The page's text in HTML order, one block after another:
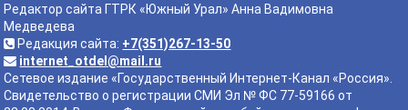
Редактор сайта ГТРК «Южный Урал» Анна Вадимовна
Медведева
Редакция сайта: +7(351)267-13-50
internet_otdel@mail.ru
Сетевое издание «Государственный Интернет-Канал «Россия».
Свидетельство о регистрации СМИ Эл № ФС 77-59166 от